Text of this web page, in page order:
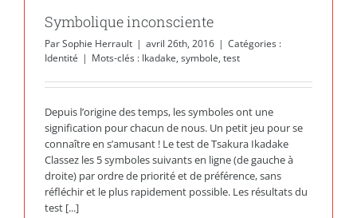
Symbolique inconsciente
ParSophie Herrault | avril 26th, 2016 | Catégories :
Identité | Mots-clés : Ikadake, symbole, test
Depuis l’origine des temps, les symboles ont une
signification pour chacun de nous. Un petit jeu pour se
connaître en s’amusant ! Le test de Tsakura Ikadake
Classez les 5 symboles suivants en ligne (de gauche à
droite) par ordre de priorité et de préférence, sans
réfléchir et le plus rapidement possible. Les résultats du
test [...]